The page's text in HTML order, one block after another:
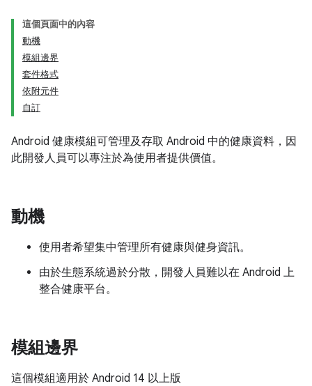
這個頁面中的內容
動機
模組邊界
套件格式
依附元件
自訂
Android 健康模組可管理及存取 Android 中的健康資料，因
此開發人員可以專注於為使用者提供價值。
動機
使用者希望集中管理所有健康與健身資訊。
由於生態系統過於分散，開發人員難以在 Android 上
整合健康平台。
模組邊界
這個模組適用於 Android 14 以上版